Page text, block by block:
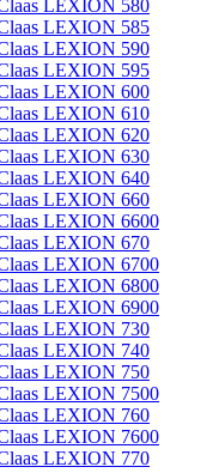
LEXION 580
LEXION 585
LEXION 590
LEXION 595
LEXION 600
LEXION 610
LEXION 620
LEXION 630
LEXION 640
LEXION 660
LEXION 6600
LEXION 670
LEXION 6700
LEXION 6800
LEXION 6900
LEXION 730
LEXION 740
LEXION 750
LEXION 7500
LEXION 760
LEXION 7600
LEXION 770